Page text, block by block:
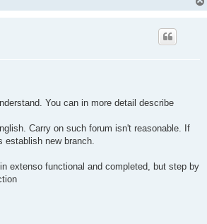
You can in more detail describe
Carry on such forum isn't reasonable. If
establish new branch.
extenso functional and completed, but step by